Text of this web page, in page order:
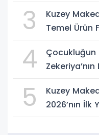
3
Kuzey
Temel Ürün
4
Çocukluğun
5
Kuzey
2026’nın İlk